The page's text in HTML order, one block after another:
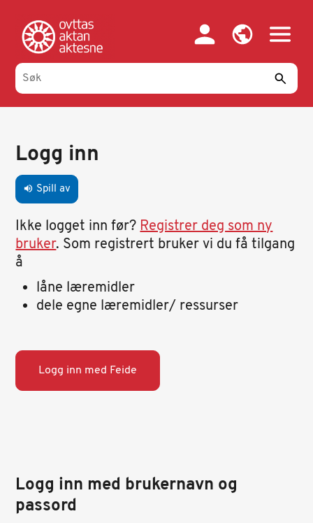
hovedinnhold
tabs
Logg inn
volume_up Spill av
Ikke logget inn før?Registrer deg som ny
bruker. Som registrert bruker vi du få tilgang
å
låne læremidler
dele egne læremidler/ ressurser
Logg inn med Feide
Logg inn med brukernavn og
passord